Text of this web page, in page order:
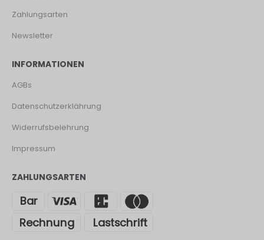
Zahlungsarten
Newsletter
INFORMATIONEN
AGBs
Datenschutzerklährung
Widerrufsbelehrung
Impressum
ZAHLUNGSARTEN